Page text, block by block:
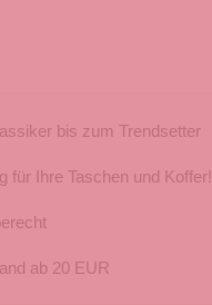
bis zum Trendsetter
für Ihre Taschen und Koffer!
ab 20 EUR